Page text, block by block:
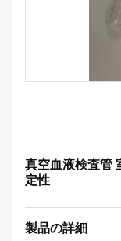
真空血液検査管
定性
製品の詳細